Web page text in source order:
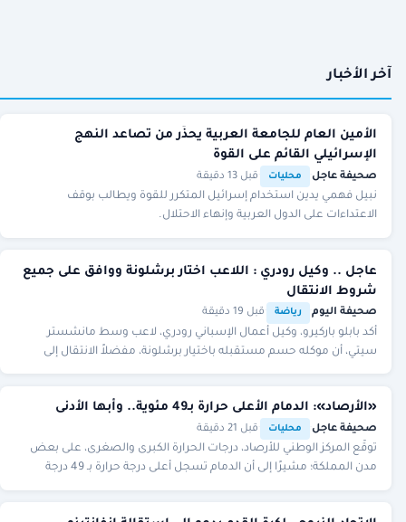
آخر الأخبار
الأمين العام للجامعة العربية يحذّر من تصاعد النهج
الإسرائيلي القائم على القوة
صحيفة عاجل محليات قبل 13 دقيقة
نبيل فهمي يدين استخدام إسرائيل المتكرر للقوة ويطالب بوقف
الاعتداءات على الدول العربية وإنهاء الاحتلال.
عاجل .. وكيل رودري : اللاعب اختار برشلونة ووافق على جميع
شروط الانتقال
صحيفة اليوم رياضة قبل 19 دقيقة
أكد بابلو باركيرو، وكيل أعمال الإسباني رودري، لاعب وسط مانشستر
سيتي، أن موكله حسم مستقبله باختيار برشلونة، مفضلاً الانتقال إلى
«الأرصاد»: الدمام الأعلى حرارة بـ49 مئوية.. وأبها الأدنى
صحيفة عاجل محليات قبل 21 دقيقة
توقَّع المركز الوطني للأرصاد، درجات الحرارة الكبرى والصغرى، على بعض
مدن المملكة؛ مشيرًا إلى أن الدمام تسجل أعلى درجة حرارة بـ 49 درجة